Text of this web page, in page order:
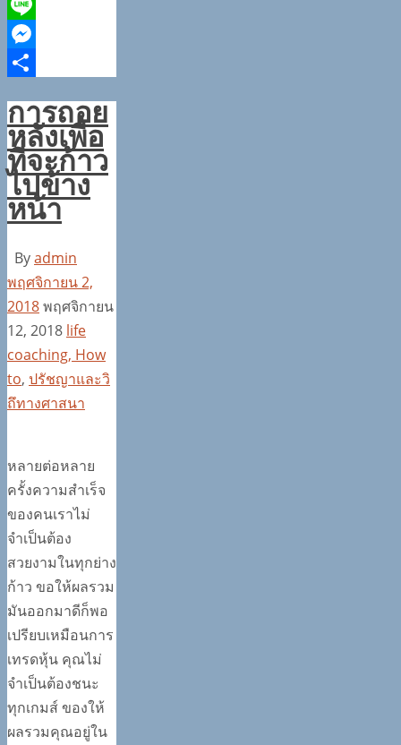
Twitter
Line
Messenger
การถอย
หลังเพื่อ
ที่จะก้าว
ไปข้าง
หน้า
Byadmin
พฤศจิกายน 2,
2018พฤศจิกายน
12, 2018 life
coaching, How
to, ปรัชญาและวิ
ถึทางศาสนา
หลายต่อหลาย
ครั้งความสำเร็จ
ของคนเราไม่
จำเป็นต้อง
สวยงามในทุกย่าง
ก้าว ขอให้ผลรวม
มันออกมาดีก็พอ
เปรียบเหมือนการ
เทรดหุ้น คุณไม่
จำเป็นต้องชนะ
ทุกเกมส์ ของให้
ผลรวมคุณอยู่ใน